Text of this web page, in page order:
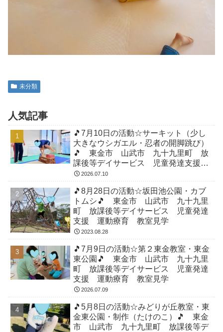
未分類
人気記事
🎵7月10日の活動☆サーキット（少し
大きなウシガエル・忍者の開脚跳び）
🎵 東金市 山武市 九十九里町 放
課後等デイサービス 児童発達支援
運動療育 教室見学
2026.07.10
🎵8月28日の活動☆坂田池公園・カブ
トムシ🎵 東金市 山武市 九十九里
町 放課後等デイサービス 児童発達
支援 運動療育 教室見学
2023.08.28
🎵7月9日の活動☆第２東金教室・東金
東公園🎵 東金市 山武市 九十九里
町 放課後等デイサービス 児童発達
支援 運動療育 教室見学
2026.07.09
🎵5月8日の活動☆みどりが丘教室・東
金東公園・制作（たけのこ）🎵 東金
市 山武市 九十九里町 放課後等デ